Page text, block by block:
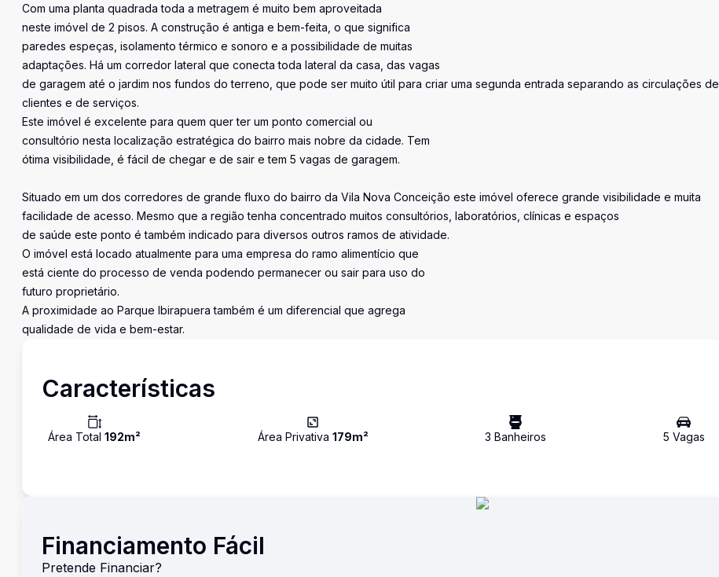
Com uma planta quadrada toda a metragem é muito bem aproveitada
neste imóvel de 2 pisos. A construção é antiga e bem-feita, o que significa
paredes espeças, isolamento térmico e sonoro e a possibilidade de muitas
adaptações. Há um corredor lateral que conecta toda lateral da casa, das vagas
de garagem até o jardim nos fundos do terreno, que pode ser muito útil para criar uma segunda entrada separando as circulações de
clientes e de serviços.
Este imóvel é excelente para quem quer ter um ponto comercial ou
consultório nesta localização estratégica do bairro mais nobre da cidade. Tem
ótima visibilidade, é fácil de chegar e de sair e tem 5 vagas de garagem.
Situado em um dos corredores de grande fluxo do bairro da Vila Nova Conceição este imóvel oferece grande visibilidade e muita
facilidade de acesso. Mesmo que a região tenha concentrado muitos consultórios, laboratórios, clínicas e espaços
de saúde este ponto é também indicado para diversos outros ramos de atividade.
O imóvel está locado atualmente para uma empresa do ramo alimentício que
está ciente do processo de venda podendo permanecer ou sair para uso do
futuro proprietário.
A proximidade ao Parque Ibirapuera também é um diferencial que agrega
qualidade de vida e bem-estar.
Características
Área Total 192m² Área Privativa 179m² 3 Banheiros 5 Vagas
Financiamento Fácil
Pretende Financiar?